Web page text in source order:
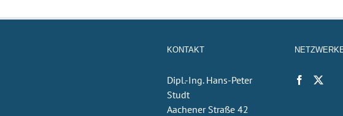
KONTAKT
Dipl.-Ing. Hans-Peter
Studt
Aachener Straße 42